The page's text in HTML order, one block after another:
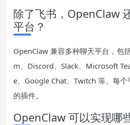
除了飞书，OpenClaw
平台？
OpenClaw 兼容多种聊天平台，包
m、Discord、Slack、Microsoft
e、Google Chat、Twitch 等。每
的插件。
OpenClaw 可以实现哪